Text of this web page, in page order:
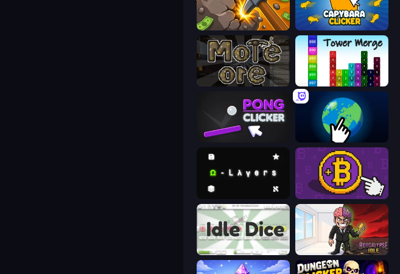
Mine Clicker Capybara Clicker
More Ore Tower Merge
Pong Clicker Planet Clicker 2
Omega Layers Money Maker
Idle Dice Rotcalypse: Idle Incremental